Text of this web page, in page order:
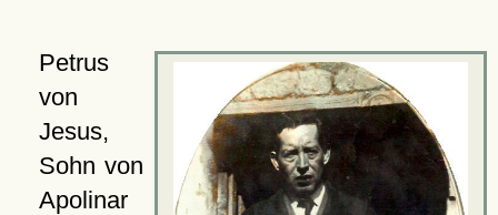
Petrus
von
Jesus,
Sohn von
Apolinar